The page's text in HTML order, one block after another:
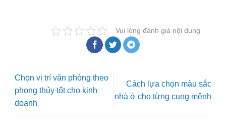
Vui lòng đánh giá nội dung
Chọn vị trí văn phòng theo
phong thủy tốt cho kinh
doanh
Cách lựa chọn màu sắc
nhà ở cho từng cung mệnh